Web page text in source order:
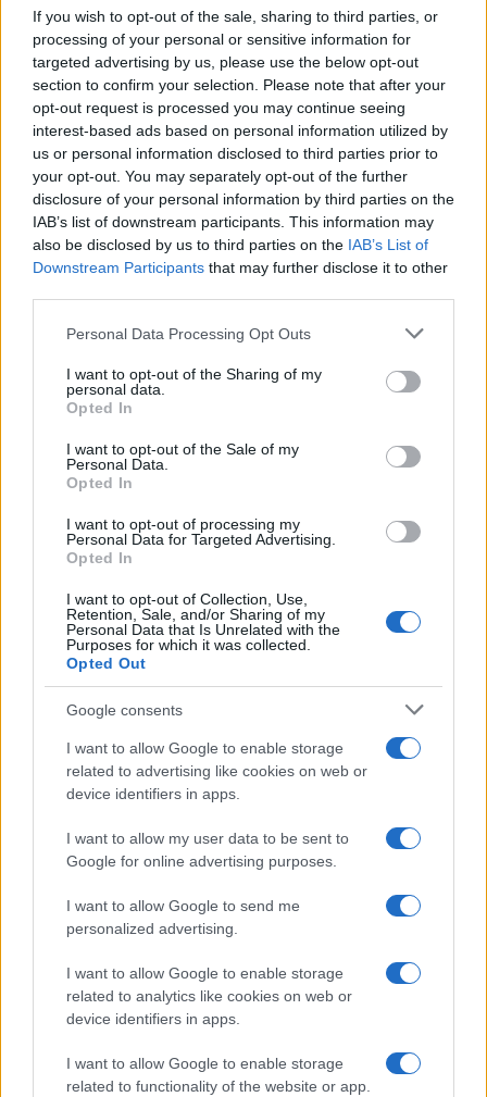
If you wish to opt-out of the sale, sharing to third parties, or
processing of your personal or sensitive information for
targeted advertising by us, please use the below opt-out
section to confirm your selection. Please note that after your
opt-out request is processed you may continue seeing
interest-based ads based on personal information utilized by
us or personal information disclosed to third parties prior to
your opt-out. You may separately opt-out of the further
disclosure of your personal information by third parties on the
IAB’s list of downstream participants. This information may
also be disclosed by us to third parties on the IAB’s List of
Downstream Participants that may further disclose it to other
Please note that this website/app uses one or more Google
not limited to your visit or usage behaviour. You may click to
grant or deny consent to Google and its third-party tags to
use your data for below specified purposes in below Google
consent section.
Personal Data Processing Opt Outs
I want to opt-out of the Sharing of my
personal data.
Opted In
I want to opt-out of the Sale of my
Personal Data.
Opted In
I want to opt-out of processing my
Personal Data for Targeted Advertising.
Opted In
I want to opt-out of Collection, Use,
Retention, Sale, and/or Sharing of my
Personal Data that Is Unrelated with the
Purposes for which it was collected.
Opted Out
Google consents
I want to allow Google to enable storage
related to advertising like cookies on web or
device identifiers in apps.
I want to allow my user data to be sent to
Google for online advertising purposes.
I want to allow Google to send me
personalized advertising.
I want to allow Google to enable storage
related to analytics like cookies on web or
device identifiers in apps.
I want to allow Google to enable storage
related to functionality of the website or app.
Continuez la lecture
Brent chute de 8,46% : les matières premières corrigent
Juliette Bernard · 4 Août 2026
Semaine contrastée pour les devises et les cryptos : le yen et le
bitcoin résistent
NEWS